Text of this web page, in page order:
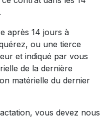
après 14 jours à
ou une tierce
et indiqué par vous
de la dernière
matérielle du dernier
vous devez nous